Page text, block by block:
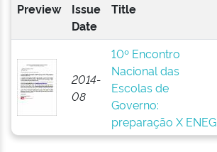
Preview
Issue
Date
Title
2014-
08
10º Encontro
Nacional das
Escolas de
Governo:
preparação X ENEG